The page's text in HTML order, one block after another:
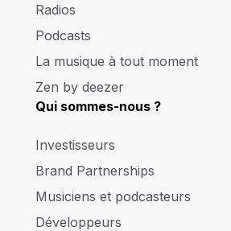
Radios
Podcasts
La musique à tout moment
Zen by deezer
Qui sommes-nous ?
Investisseurs
Brand Partnerships
Musiciens et podcasteurs
Développeurs